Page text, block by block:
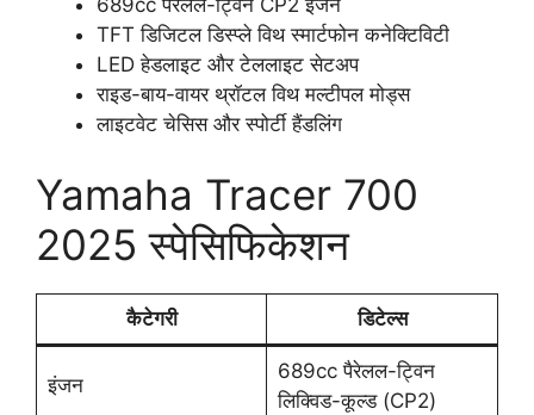
TFT डिजिटल डिस्प्ले विथ स्मार्टफोन कनेक्टिविटी
LED हेडलाइट और टेललाइट सेटअप
राइड-बाय-वायर थ्रॉटल विथ मल्टीपल मोड्स
लाइटवेट चेसिस और स्पोर्टी हैंडलिंग
Yamaha Tracer 700
2025 स्पेसिफिकेशन
कैटेगरी डिटेल्स
इंजन
689cc पैरेलल-ट्विन
लिक्विड-कूल्ड (CP2)